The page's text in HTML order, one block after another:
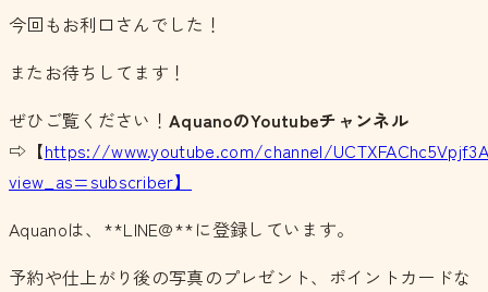
今回もお利口さんでした！
またお待ちしてます！
ぜひご覧ください！ AquanoのYoutubeチャンネル
⇨【https://www.youtube.com/channel/
view_as=subscriber】
Aquanoは、**LINE@**に登録しています。
予約や仕上がり後の写真のプレゼント、ポイントカードな